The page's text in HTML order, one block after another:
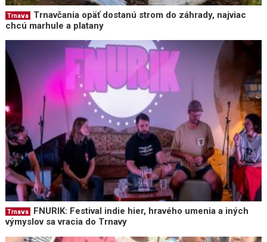
Trnava
Trnavčania opäť dostanú strom do záhrady, najviac
chcú marhule a platany
Trnava
FNURIK: Festival indie hier, hravého umenia a iných
výmyslov sa vracia do Trnavy